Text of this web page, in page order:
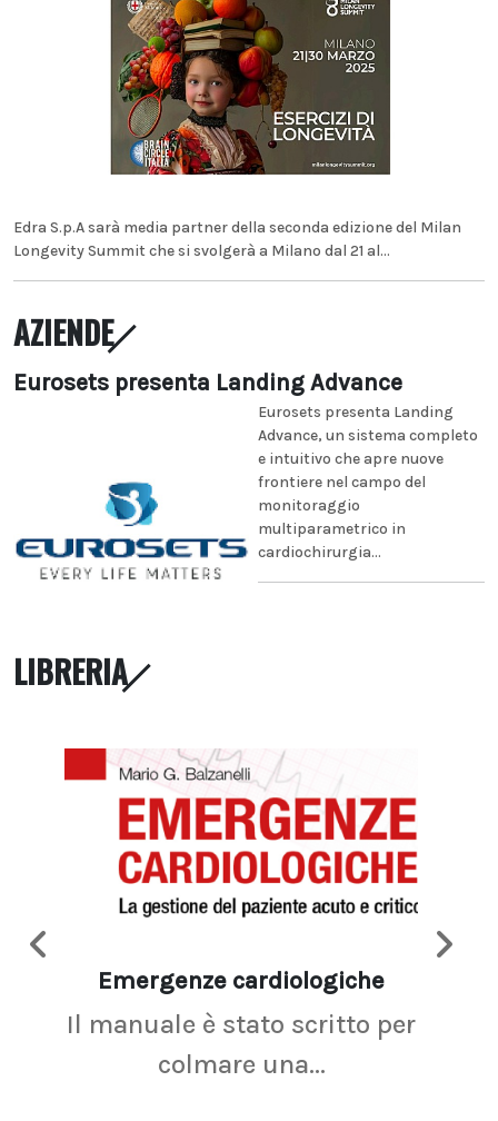
Edra S.p.A sarà media partner della seconda edizione del Milan
Longevity Summit che si svolgerà a Milano dal 21 al...
AZIENDE
Eurosets presenta Landing Advance
Eurosets presenta Landing
Advance, un sistema completo
e intuitivo che apre nuove
frontiere nel campo del
monitoraggio
multiparametrico in
cardiochirurgia...
LIBRERIA
Emergenze cardiologiche
Il manuale è stato scritto per
colmare una...